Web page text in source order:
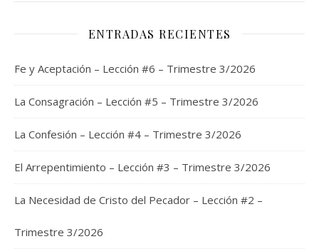
ENTRADAS RECIENTES
Fe y Aceptación – Lección #6 – Trimestre 3/2026
La Consagración – Lección #5 – Trimestre 3/2026
La Confesión – Lección #4 – Trimestre 3/2026
El Arrepentimiento – Lección #3 – Trimestre 3/2026
La Necesidad de Cristo del Pecador – Lección #2 –
Trimestre 3/2026